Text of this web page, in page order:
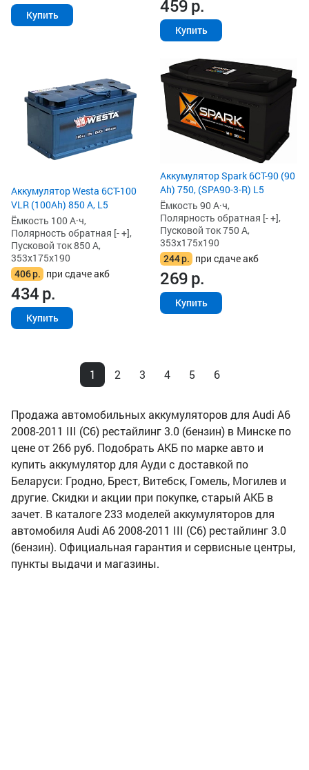
Купить 459р.
Купить
Аккумулятор Westa 6СТ-100
VLR (100Ah) 850 А, L5
Ёмкость 100 А·ч,
Полярность обратная [- +],
Пусковой ток 850 А,
353x175x190
406р. при сдаче акб
434р.
Купить
Аккумулятор Spark 6СТ-90 (90
Ah) 750, (SPA90-3-R) L5
Ёмкость 90 А·ч,
Полярность обратная [- +],
Пусковой ток 750 А,
353x175x190
244р. при сдаче акб
269р.
Купить
1 2 3 4 5 6
Продажа автомобильных аккумуляторов для Audi A6
2008-2011 III (C6) рестайлинг 3.0 (бензин) в Минске по
цене от 266 руб. Подобрать АКБ по марке авто и
купить аккумулятор для Ауди с доставкой по
Беларуси: Гродно, Брест, Витебск, Гомель, Могилев и
другие. Скидки и акции при покупке, старый АКБ в
зачет. В каталоге 233 моделей аккумуляторов для
автомобиля Audi A6 2008-2011 III (C6) рестайлинг 3.0
(бензин). Официальная гарантия и сервисные центры,
пункты выдачи и магазины.